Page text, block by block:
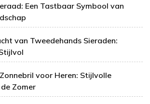
Een Tastbaar Symbool van
van Tweedehands Sieraden:
voor Heren: Stijlvolle
Zomer